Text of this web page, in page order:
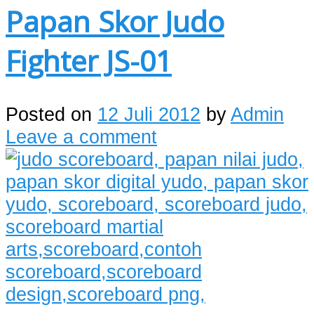
Papan Skor Judo
Fighter JS-01
Posted on 12 Juli 2012 byAdmin
Leave a comment